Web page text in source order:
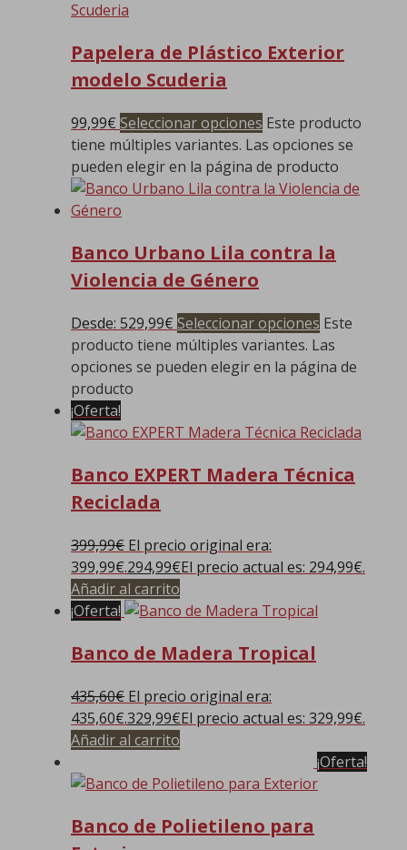
Papelera de Plástico Exterior
modelo Scuderia
99,99€ Seleccionar opciones Este producto
tiene múltiples variantes. Las opciones se
pueden elegir en la página de producto
Banco Urbano Lila contra la
Violencia de Género
Desde: 529,99€ Seleccionar opciones Este
producto tiene múltiples variantes. Las
opciones se pueden elegir en la página de
producto
¡Oferta!
Banco EXPERT Madera Técnica
Reciclada
399,99€ El precio original era:
399,99€.294,99€El precio actual es: 294,99€.
Añadir al carrito
¡Oferta!
Banco de Madera Tropical
435,60€ El precio original era:
435,60€.329,99€El precio actual es: 329,99€.
Añadir al carrito
¡Oferta!
Banco de Polietileno para